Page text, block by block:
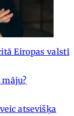
Eiropas valstī
atsevišķa